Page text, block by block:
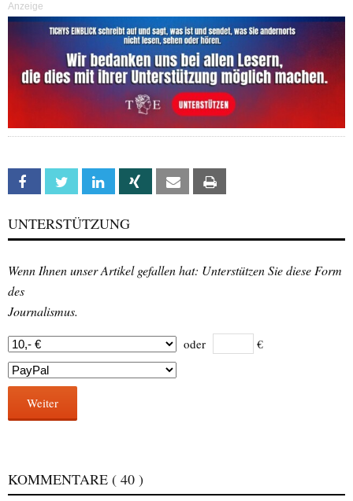
Anzeige
Facebook Twitter Linkedin Xing Email
UNTERSTÜTZUNG
Wenn Ihnen unser Artikel gefallen hat: Unterstützen Sie diese Form
des
Journalismus.
oder €
Weiter
KOMMENTARE ( 40 )